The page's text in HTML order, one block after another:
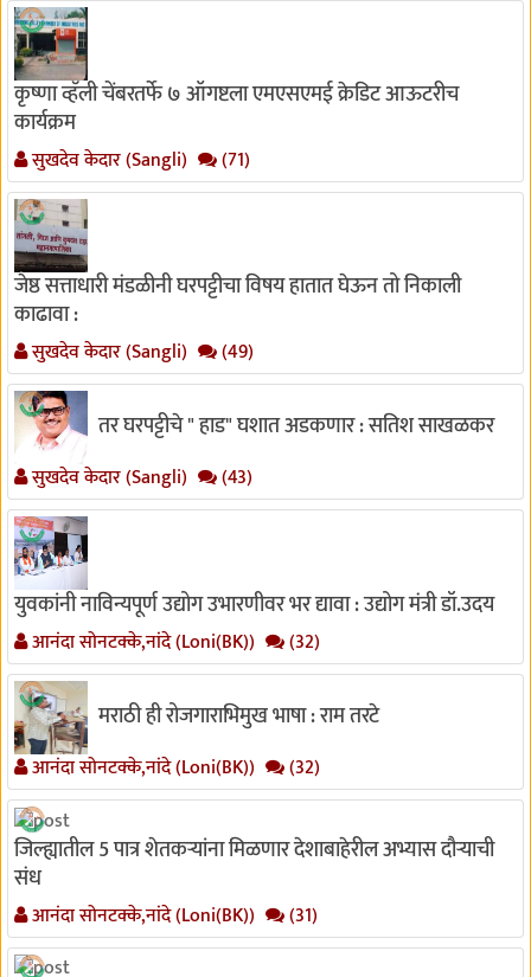
कृष्णा व्हॅली चेंबरतर्फे ७ ऑगष्टला एमएसएमई क्रेडिट आऊटरीच
कार्यक्रम
सुखदेव केदार (Sangli) (71)
जेष्ठ सत्ताधारी मंडळीनी घरपट्टीचा विषय हातात घेऊन तो निकाली
काढावा :
सुखदेव केदार (Sangli) (49)
तर घरपट्टीचे " हाड" घशात अडकणार : सतिश साखळकर
सुखदेव केदार (Sangli) (43)
युवकांनी नाविन्यपूर्ण उद्योग उभारणीवर भर द्यावा : उद्योग मंत्री डॉ.उदय
आनंदा सोनटक्के,नांदे (Loni(BK)) (32)
मराठी ही रोजगाराभिमुख भाषा : राम तरटे
आनंदा सोनटक्के,नांदे (Loni(BK)) (32)
जिल्ह्यातील 5 पात्र शेतकऱ्यांना मिळणार देशाबाहेरील अभ्यास दौऱ्याची
संध
आनंदा सोनटक्के,नांदे (Loni(BK)) (31)